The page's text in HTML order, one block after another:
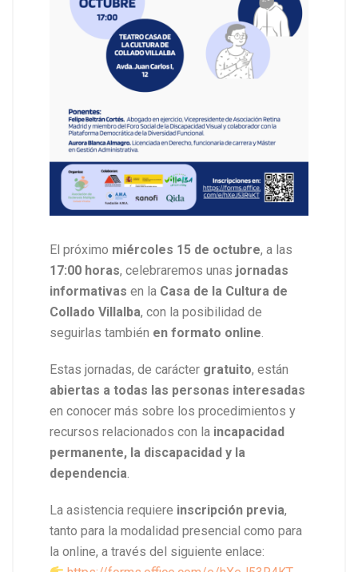
El próximo miércoles 15 de octubre, a las
17:00 horas, celebraremos unas jornadas
informativas en la Casa de la Cultura de
Collado Villalba, con la posibilidad de
seguirlas también en formato online
Estas jornadas, de carácter gratuito, están
abiertas a todas las personas interesadas
en conocer más sobre los procedimientos y
recursos relacionados con la incapacidad
permanente, la discapacidad y la
dependencia
La asistencia requiere inscripción previa,
tanto para la modalidad presencial como para
la online, a través del siguiente enlace: